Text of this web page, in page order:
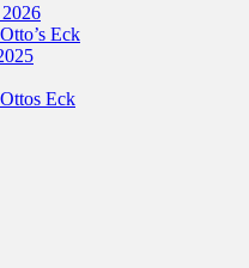
Eck
Eck